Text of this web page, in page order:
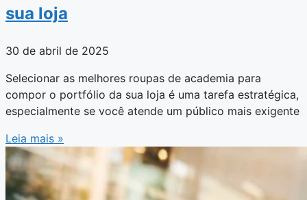
sua loja
30 de abril de 2025
Selecionar as melhores roupas de academia para
compor o portfólio da sua loja é uma tarefa estratégica,
especialmente se você atende um público mais exigente
Leia mais »